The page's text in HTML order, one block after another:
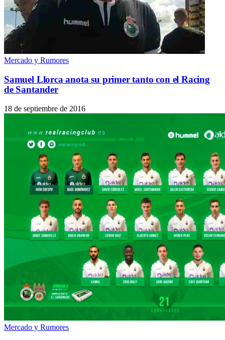
Mercado y Rumores
Samuel Llorca anota su primer tanto con el Racing
de Santander
18 de septiembre de 2016
Mercado y Rumores